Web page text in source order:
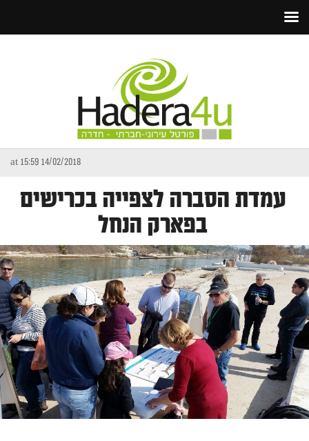
14/02/2018 at 15:59
עמדת הסברה לצפייה בכרישים
בפארק הנחל